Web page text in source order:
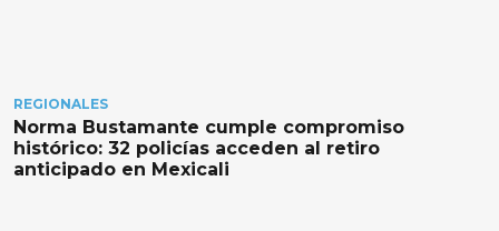
REGIONALES
Norma Bustamante cumple compromiso
histórico: 32 policías acceden al retiro
anticipado en Mexicali